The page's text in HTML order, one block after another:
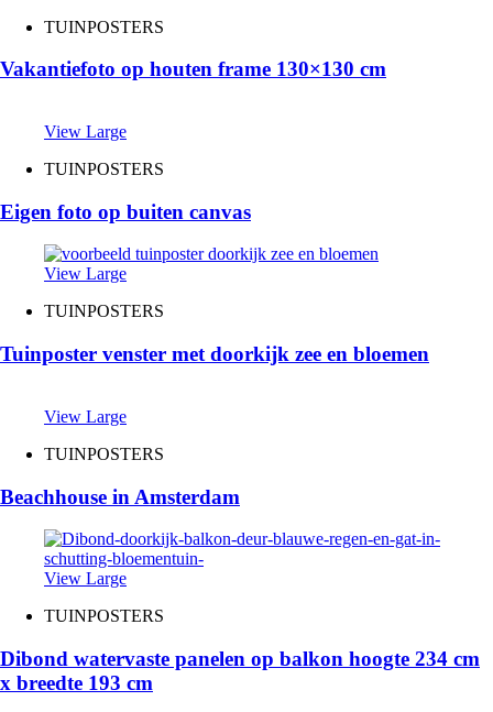
TUINPOSTERS
Vakantiefoto op houten frame 130×130 cm
View Large
TUINPOSTERS
Eigen foto op buiten canvas
View Large
TUINPOSTERS
Tuinposter venster met doorkijk zee en bloemen
View Large
TUINPOSTERS
Beachhouse in Amsterdam
View Large
TUINPOSTERS
Dibond watervaste panelen op balkon hoogte 234 cm
x breedte 193 cm